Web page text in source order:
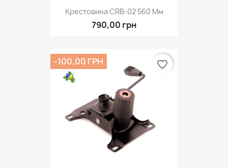
Крестовина CRB-02 560 Мм
790,00 грн
-100,00 ГРН favorite_border